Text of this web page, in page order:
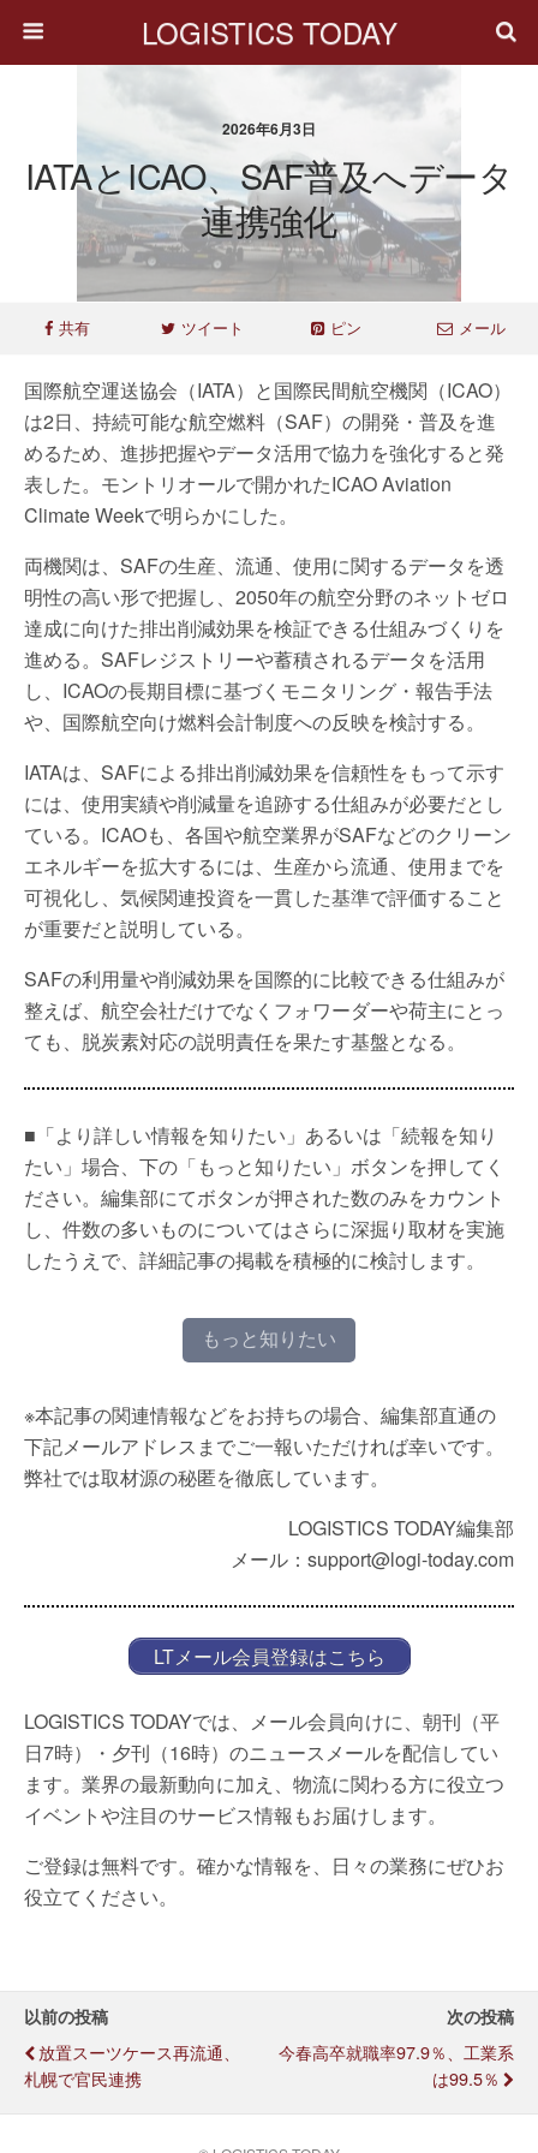
LOGISTICS TODAY
2026年6月3日
IATAとICAO、SAF普及へデータ
連携強化
共有 ツイート ピン メール
国際航空運送協会（IATA）と国際民間航空機関（ICAO）
は2日、持続可能な航空燃料（SAF）の開発・普及を進
めるため、進捗把握やデータ活用で協力を強化すると発
表した。モントリオールで開かれたICAO Aviation
Climate Weekで明らかにした。
両機関は、SAFの生産、流通、使用に関するデータを透
明性の高い形で把握し、2050年の航空分野のネットゼロ
達成に向けた排出削減効果を検証できる仕組みづくりを
進める。SAFレジストリーや蓄積されるデータを活用
し、ICAOの長期目標に基づくモニタリング・報告手法
や、国際航空向け燃料会計制度への反映を検討する。
IATAは、SAFによる排出削減効果を信頼性をもって示す
には、使用実績や削減量を追跡する仕組みが必要だとし
ている。ICAOも、各国や航空業界がSAFなどのクリーン
エネルギーを拡大するには、生産から流通、使用までを
可視化し、気候関連投資を一貫した基準で評価すること
が重要だと説明している。
SAFの利用量や削減効果を国際的に比較できる仕組みが
整えば、航空会社だけでなくフォワーダーや荷主にとっ
ても、脱炭素対応の説明責任を果たす基盤となる。
■「より詳しい情報を知りたい」あるいは「続報を知り
たい」場合、下の「もっと知りたい」ボタンを押してく
ださい。編集部にてボタンが押された数のみをカウント
し、件数の多いものについてはさらに深掘り取材を実施
したうえで、詳細記事の掲載を積極的に検討します。
もっと知りたい
※本記事の関連情報などをお持ちの場合、編集部直通の
下記メールアドレスまでご一報いただければ幸いです。
弊社では取材源の秘匿を徹底しています。
LOGISTICS TODAY編集部
メール：support@logi-today.com
LTメール会員登録はこちら
LOGISTICS TODAYでは、メール会員向けに、朝刊（平
日7時）・夕刊（16時）のニュースメールを配信してい
ます。業界の最新動向に加え、物流に関わる方に役立つ
イベントや注目のサービス情報もお届けします。
ご登録は無料です。確かな情報を、日々の業務にぜひお
役立てください。
以前の投稿
放置スーツケース再流通、
札幌で官民連携
次の投稿
今春高卒就職率97.9％、工業系
は99.5％